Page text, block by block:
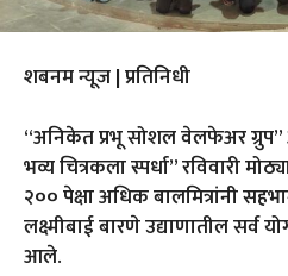
शबनम न्यूज | प्रतिनिधी
“अनिकेत प्रभू सोशल वेलफेअर ग्रुप”
भव्य चित्रकला स्पर्धा” रविवारी
२०० पेक्षा अधिक बालमित्रांनी
लक्ष्मीबाई बारणे उद्याणातील सर्व
आले.